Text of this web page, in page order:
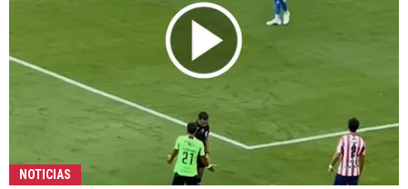
NOTICIAS